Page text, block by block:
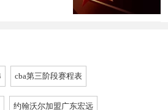
cba第三阶段赛程表
约翰沃尔加盟广东宏远